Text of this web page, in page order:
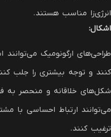
انرژی‌زا مناسب هستند.
اشکال:
طراحی‌های ارگونومیک می‌توانند
کنند و توجه بیشتری را جلب
شکل‌های خلاقانه و منحصر به
می‌توانند ارتباط احساسی با
ترغیب کنند.